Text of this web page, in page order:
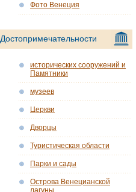
Фото Венеция
Достопримечательности
исторических сооружений и
Памятники
музеев
Церкви
Дворцы
Туристическая области
Парки и сады
Острова Венецианской
лагуны